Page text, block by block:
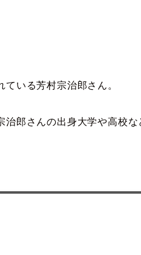
いる芳村宗治郎さん。
治郎さんの出身大学や高校